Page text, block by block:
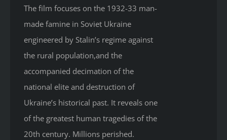
The film focuses on the 1932-33 man-
made famine in Soviet Ukraine
engineered by Stalin’s regime against
the rural population,and the
accompanied decimation of the
national elite and destruction of
Ukraine’s historical past. It reveals one
of the greatest human tragedies of the
20th century. Millions perished.